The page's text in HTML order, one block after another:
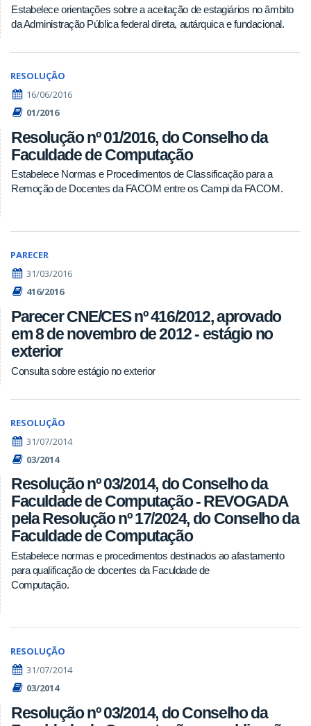
Estabelece orientações sobre a aceitação de estagiários no âmbito
da Administração Pública federal direta, autárquica e fundacional.
RESOLUÇÃO
16/06/2016
01/2016
Resolução nº 01/2016, do Conselho da
Faculdade de Computação
Estabelece Normas e Procedimentos de Classificação para a
Remoção de Docentes da FACOM entre os Campi da FACOM.
PARECER
31/03/2016
416/2016
Parecer CNE/CES nº 416/2012, aprovado
em 8 de novembro de 2012 - estágio no
exterior
Consulta sobre estágio no exterior
RESOLUÇÃO
31/07/2014
03/2014
Resolução nº 03/2014, do Conselho da
Faculdade de Computação - REVOGADA
pela Resolução nº 17/2024, do Conselho da
Faculdade de Computação
Estabelece normas e procedimentos destinados ao afastamento
para qualificação de docentes da Faculdade de
Computação.
RESOLUÇÃO
31/07/2014
03/2014
Resolução nº 03/2014, do Conselho da